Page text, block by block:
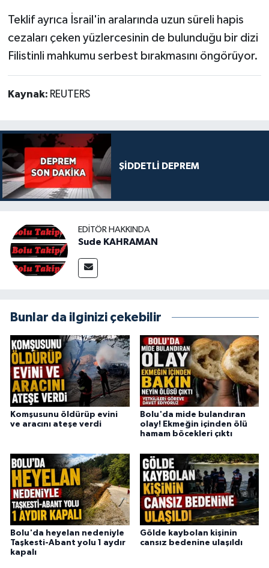
Teklif ayrıca İsrail'in aralarında uzun süreli hapis
cezaları çeken yüzlercesinin de bulunduğu bir dizi
Filistinli mahkumu serbest bırakmasını öngörüyor.
Kaynak: REUTERS
ŞİDDETLİ DEPREM
EDITÖR HAKKINDA
Sude KAHRAMAN
Bunlar da ilginizi çekebilir
Komşusunu öldürüp evini
ve aracını ateşe verdi
Bolu'da mide bulandıran
olay! Ekmeğin içinden ölü
hamam böcekleri çıktı
Bolu'da heyelan nedeniyle
Taşkesti-Abant yolu 1 aydır
kapalı
Gölde kaybolan kişinin
cansız bedenine ulaşıldı